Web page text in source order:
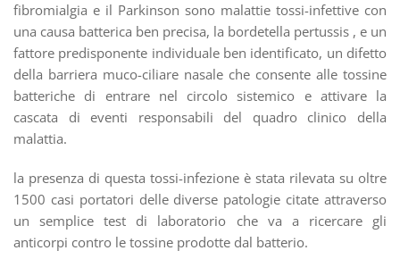
fibromialgia e il Parkinson sono malattie tossi-infettive con
una causa batterica ben precisa, la bordetella pertussis , e un
fattore predisponente individuale ben identificato, un difetto
della barriera muco-ciliare nasale che consente alle tossine
batteriche di entrare nel circolo sistemico e attivare la
cascata di eventi responsabili del quadro clinico della
malattia.
la presenza di questa tossi-infezione è stata rilevata su oltre
1500 casi portatori delle diverse patologie citate attraverso
un semplice test di laboratorio che va a ricercare gli
anticorpi contro le tossine prodotte dal batterio.